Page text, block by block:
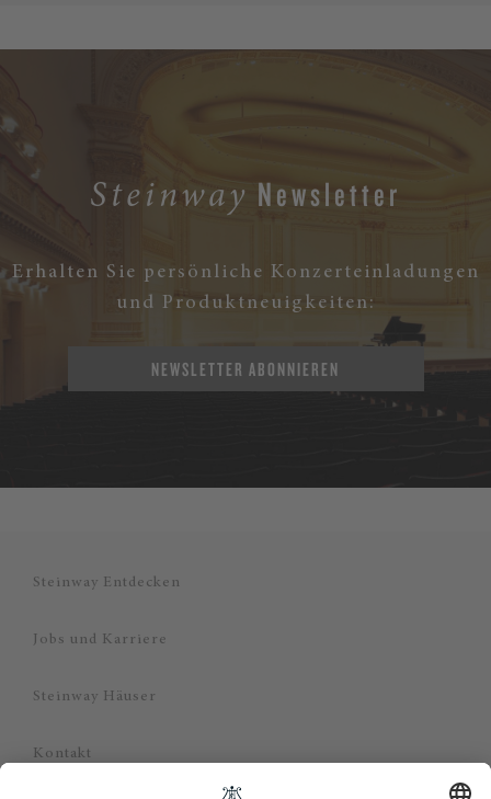
Steinway Newsletter
Erhalten Sie persönliche Konzerteinladungen
und Produktneuigkeiten:
NEWSLETTER ABONNIEREN
Steinway Entdecken
Jobs und Karriere
Steinway Häuser
Kontakt